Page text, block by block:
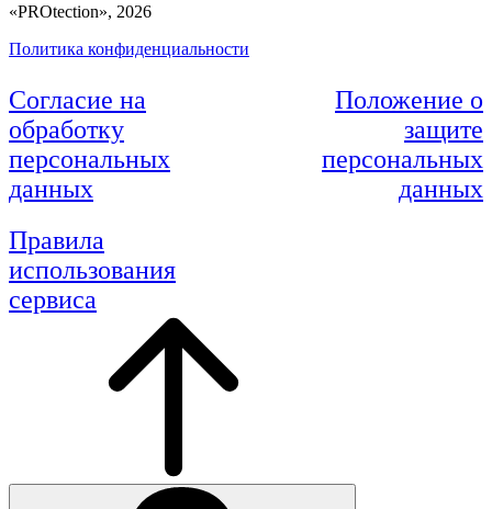
«PROtection», 2026
Политика конфиденциальности
Согласие на
обработку
персональных
данных
Положение о
защите
персональных
данных
Правила
использования
сервиса